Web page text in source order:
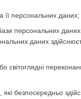
її персональних даних;
персональних
даних
світоглядні
безпосередньо